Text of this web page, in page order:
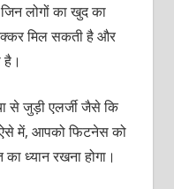
लोगों का खुद का
टक्कर मिल सकती है और
है।
से जुड़ी एलर्जी जैसे कि
में, आपको फिटनेस को
ध्यान रखना होगा।